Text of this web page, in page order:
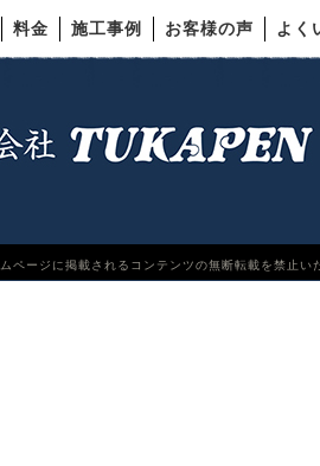
料金 施工事例 お客様の声 よく
ムページに掲載されるコンテンツの無断転載を禁